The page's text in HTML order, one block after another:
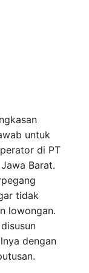
untuk
di PT
Barat.
tidak
lowongan.
dengan